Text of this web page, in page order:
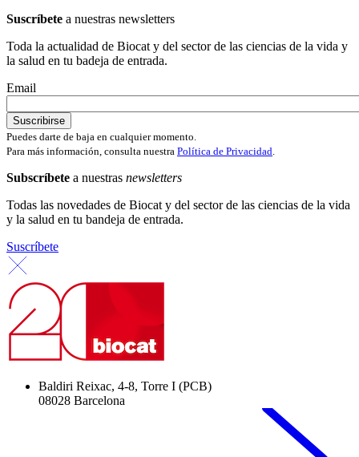
Suscríbete a nuestras newsletters
Toda la actualidad de Biocat y del sector de las ciencias de la vida y
la salud en tu badeja de entrada.
Email
Puedes darte de baja en cualquier momento.
Para más información, consulta nuestra Política de Privacidad.
Subscríbete a nuestras newsletters
Todas las novedades de Biocat y del sector de las ciencias de la vida
y la salud en tu bandeja de entrada.
Suscríbete
Baldiri Reixac, 4-8, Torre I (PCB)
08028 Barcelona